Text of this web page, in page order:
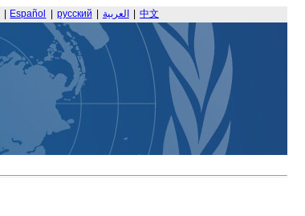
Español русский العربية 中文